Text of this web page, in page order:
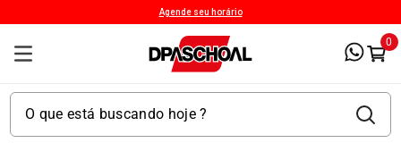
Agende seu horário
0